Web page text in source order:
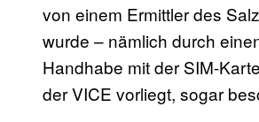
von einem Ermittler des
wurde – nämlich durch
Handhabe mit der SIM-
der VICE vorliegt, sogar